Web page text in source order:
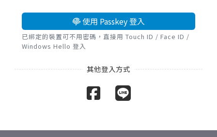
使用 Passkey 登入
已綁定的裝置可不用密碼，直接用 Touch ID / Face ID /
Windows Hello 登入